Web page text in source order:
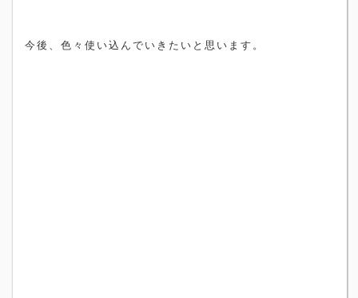
今後、色々使い込んでいきたいと思います。